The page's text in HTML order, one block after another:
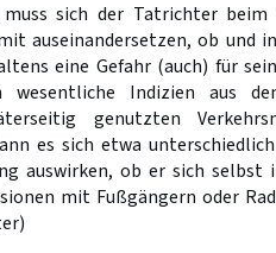
muss sich der Tatrichter
auseinandersetzen, ob und
eine Gefahr (auch) für
wesentliche Indizien aus
genutzten
es sich etwa
auswirken, ob er sich
mit Fußgängern oder